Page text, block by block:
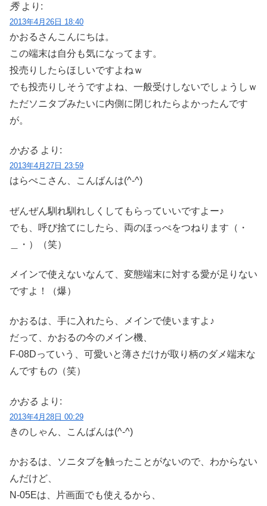
秀 より:
2013年4月26日 18:40
かおるさんこんにちは。
この端末は自分も気になってます。
投売りしたらほしいですよねｗ
でも投売りしそうですよね、一般受けしないでしょうしｗ
ただソニタブみたいに内側に閉じれたらよかったんです
が。
かおる より:
2013年4月27日 23:59
はらぺこさん、こんばんは(^-^)
ぜんぜん馴れ馴れしくしてもらっていいですよー♪
でも、呼び捨てにしたら、両のほっぺをつねります（・
＿・）（笑）
メインで使えないなんて、変態端末に対する愛が足りない
ですよ！（爆）
かおるは、手に入れたら、メインで使いますよ♪
だって、かおるの今のメイン機、
F-08Dっていう、可愛いと薄さだけが取り柄のダメ端末な
んですもの（笑）
かおる より:
2013年4月28日 00:29
きのしゃん、こんばんは(^-^)
かおるは、ソニタブを触ったことがないので、わからない
んだけど、
N-05Eは、片画面でも使えるから、